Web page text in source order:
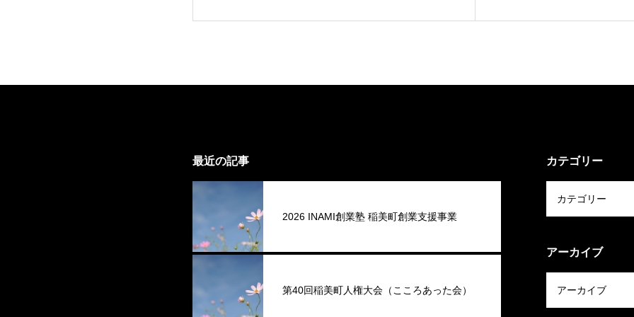
最近の記事
2026 INAMI創業塾 稲美町創業支援事業
第40回稲美町人権大会（こころあった会）
カテゴリー
アーカイブ